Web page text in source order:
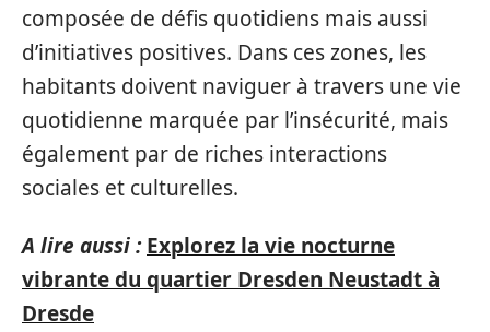
composée de défis quotidiens mais aussi
d’initiatives positives. Dans ces zones, les
habitants doivent naviguer à travers une vie
quotidienne marquée par l’insécurité, mais
également par de riches interactions
sociales et culturelles.
A lire aussi : Explorez la vie nocturne
vibrante du quartier Dresden Neustadt à
Dresde